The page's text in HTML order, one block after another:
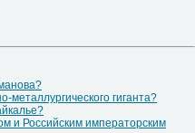
гиганта?
и Российским императорским